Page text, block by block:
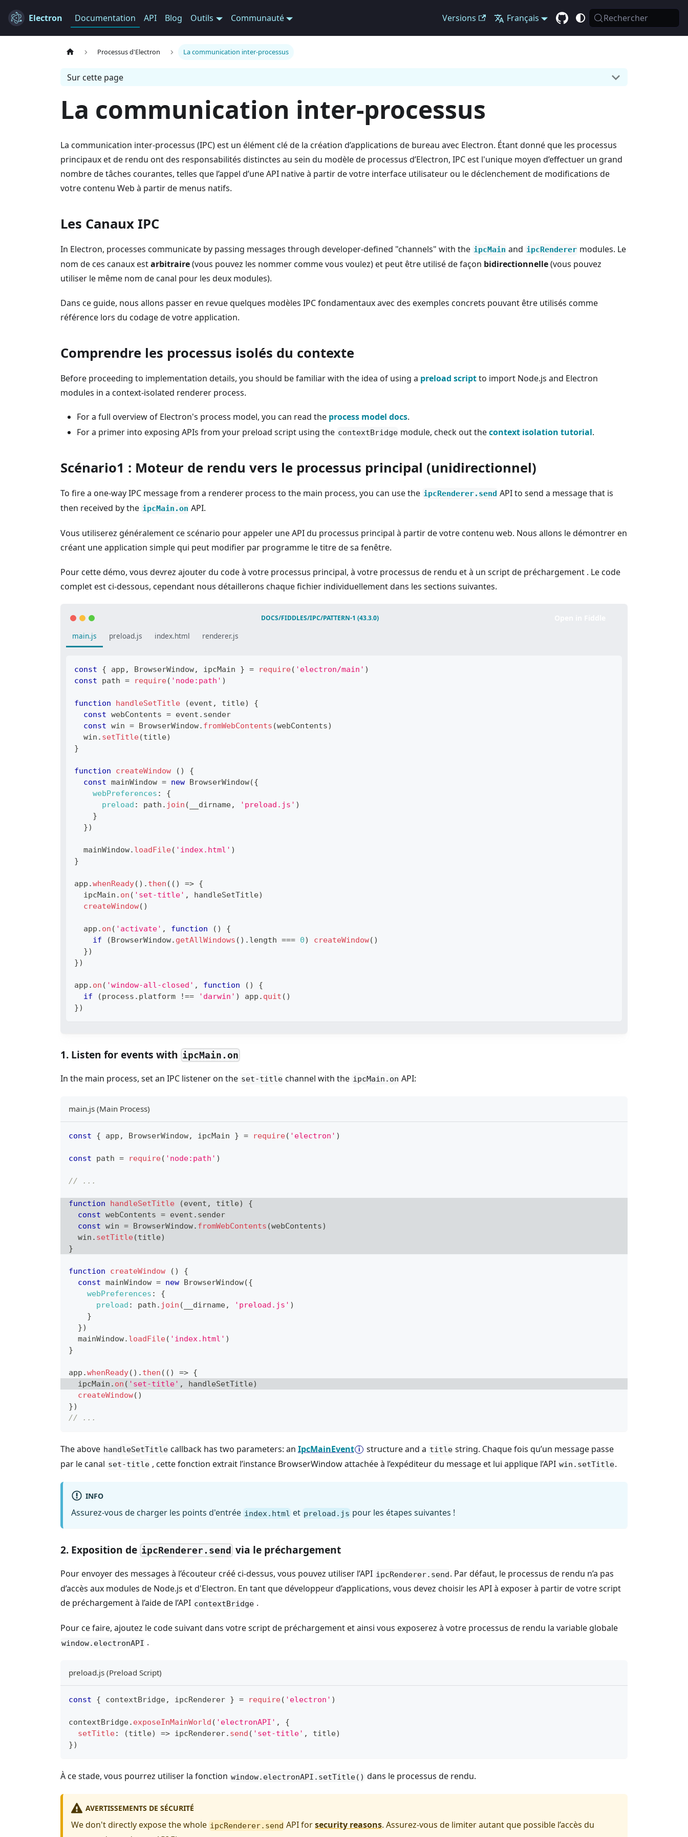
Electron Documentation API Blog Outils Communauté Versions Français Rechercher
Processus d'Electron La communication inter-processus
Sur cette page
La communication inter-processus
La communication inter-processus (IPC) est un élément clé de la création d’applications de bureau avec Electron. Étant donné que les processus
principaux et de rendu ont des responsabilités distinctes au sein du modèle de processus d’Electron, IPC est l'unique moyen d’effectuer un grand
nombre de tâches courantes, telles que l’appel d’une API native à partir de votre interface utilisateur ou le déclenchement de modifications de
votre contenu Web à partir de menus natifs.
Les Canaux IPC
In Electron, processes communicate by passing messages through developer-defined "channels" with the ipcMain and ipcRenderer modules. Le
nom de ces canaux estarbitraire(vous pouvez les nommer comme vous voulez) et peut être utilisé de façon bidirectionnelle(vous pouvez
utiliser le même nom de canal pour les deux modules).
Dans ce guide, nous allons passer en revue quelques modèles IPC fondamentaux avec des exemples concrets pouvant être utilisés comme
référence lors du codage de votre application.
Comprendre les processus isolés du contexte
Before proceeding to implementation details, you should be familiar with the idea of using a preload scriptto import Node.js and Electron
modules in a context-isolated renderer process.
For a full overview of Electron's process model, you can read the process model docs.
For a primer into exposing APIs from your preload script using the contextBridge module, check out thecontext isolation tutorial.
Scénario1 : Moteur de rendu vers le processus principal (unidirectionnel)
To fire a one-way IPC message from a renderer process to the main process, you can use the ipcRenderer.send API to send a message that is
then received by the ipcMain.on API.
Vous utiliserez généralement ce scénario pour appeler une API du processus principal à partir de votre contenu web. Nous allons le démontrer en
créant une application simple qui peut modifier par programme le titre de sa fenêtre.
Pour cette démo, vous devrez ajouter du code à votre processus principal, à votre processus de rendu et à un script de préchargement . Le code
complet est ci-dessous, cependant nous détaillerons chaque fichier individuellement dans les sections suivantes.
DOCS/FIDDLES/IPC/PATTERN-1 (43.3.0)
main.js
preload.js index.html renderer.js
const { app , BrowserWindow, ipcMain } = require( 'electron/main' )
const path = require( 'node:path' )
function handleSetTitle (event , title)
{
const webContents = event . sender
const win = BrowserWindow. fromWebContents (webContents)
  win
. setTitle(title)
}
function createWindow ( )
{
const mainWindow = new BrowserWindow({
webPreferences :
{
preload : path . join ( __dirname, 'preload.js' )
}
})
  mainWindow
. loadFile( 'index.html' )
}
app .whenReady( ) . then ( ( ) => {
  ipcMain
. on ( 'set-title' , handleSetTitle)
createWindow( )
  app
. on ( 'activate' , function ( )
{
if
(BrowserWindow. getAllWindows ( ) . length === 0) createWindow( )
})
})
app . on ( 'window-all-closed' , function ( )
{
if
(process . platform !== 'darwin' ) app . quit ( )
})
1. Listen for events with ipcMain.on
In the main process, set an IPC listener on the set-title channel with the ipcMain.on API:
main.js (Main Process)
const { app , BrowserWindow, ipcMain } = require( 'electron' )
const path = require( 'node:path' )
// ...
function handleSetTitle (event , title)
{
const webContents = event . sender
const win = BrowserWindow. fromWebContents (webContents)
  win
. setTitle (title)
}
function createWindow ( )
{
const mainWindow = new BrowserWindow({
webPreferences :
{
preload : path . join ( __dirname, 'preload.js' )
}
})
  mainWindow
. loadFile( 'index.html' )
}
app .whenReady( ) . then ( ( ) => {
  ipcMain
. on ( 'set-title' , handleSetTitle)
createWindow( )
})
// ...
The above handleSetTitle callback has two parameters: anIpcMainEvent structure and a title string. Chaque fois qu’un message passe
par le canal set-title , cette fonction extrait l’instance BrowserWindow attachée à l’expéditeur du message et lui applique l’API win.setTitle.
INFO
Assurez-vous de charger les points d'entrée index.html et preload.js pour les étapes suivantes !
2. Exposition de ipcRenderer.send via le préchargement
Pour envoyer des messages à l’écouteur créé ci-dessus, vous pouvez utiliser l’API ipcRenderer.send. Par défaut, le processus de rendu n’a pas
d’accès aux modules de Node.js et d'Electron. En tant que développeur d’applications, vous devez choisir les API à exposer à partir de votre script
de préchargement à l’aide de l’API contextBridge .
Pour ce faire, ajoutez le code suivant dans votre script de préchargement et ainsi vous exposerez à votre processus de rendu la variable globale
window.electronAPI .
preload.js (Preload Script)
const { contextBridge, ipcRenderer } = require( 'electron' )
contextBridge. exposeInMainWorld ( 'electronAPI' ,
{
setTitle: (title) => ipcRenderer. send ( 'set-title' , title)
})
À ce stade, vous pourrez utiliser la fonction window.electronAPI.setTitle() dans le processus de rendu.
AVERTISSEMENTS DE SÉCURITÉ
We don't directly expose the whole ipcRenderer.send API forsecurity reasons. Assurez-vous de limiter autant que possible l’accès du